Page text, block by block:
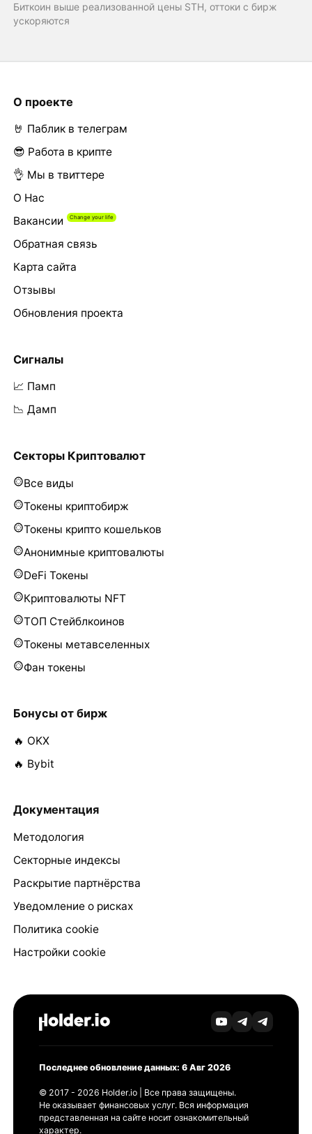
Биткоин выше реализованной цены STH, оттоки с бирж
ускоряются
О проекте
🤘 Паблик в телеграм
😎 Работа в крипте
👌 Мы в твиттере
О Нас
Вакансии
Обратная связь
Карта сайта
Отзывы
Обновления проекта
Сигналы
📈 Памп
📉 Дамп
Секторы Криптовалют
Все виды
Токены криптобирж
Токены крипто кошельков
Анонимные криптовалюты
DeFi Токены
Криптовалюты NFT
ТОП Стейблкоинов
Токены метавселенных
Фан токены
Бонусы от бирж
🔥 OKX
🔥 Bybit
Документация
Методология
Секторные индексы
Раскрытие партнёрства
Уведомление о рисках
Политика cookie
Настройки cookie
Последнее обновление данных: 6 Авг 2026
© 2017 - 2026 Holder.io | Все права защищены.
Не оказывает финансовых услуг. Вся информация
представленная на сайте носит ознакомительный
характер.